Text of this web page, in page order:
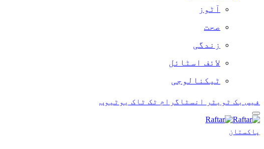
آٹوز
صحت
زندگی
لائف اسٹائل
ٹیکنالوجی
فیس بک ٹویٹر انسٹاگرام ٹک ٹاک یوٹیوب
پاکستان